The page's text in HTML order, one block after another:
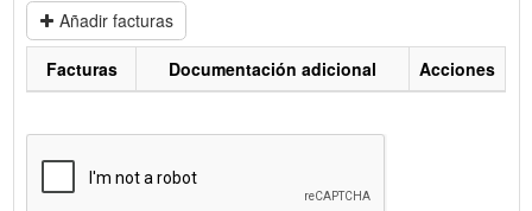
Añadir facturas
enviar.
Facturas Documentación adicional Acciones